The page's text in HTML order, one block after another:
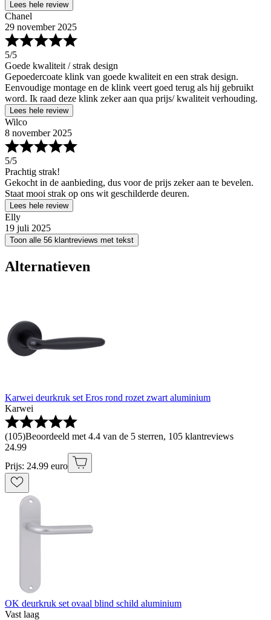
Lees hele review
Chanel
29 november 2025
5/5
Goede kwaliteit / strak design
Gepoedercoate klink van goede kwaliteit en een strak design.
Eenvoudige montage en de klink veert goed terug als hij gebruikt
word. Ik raad deze klink zeker aan qua prijs/ kwaliteit verhouding.
Lees hele review
Wilco
8 november 2025
5/5
Prachtig strak!
Gekocht in de aanbieding, dus voor de prijs zeker aan te bevelen.
Staat mooi strak op ons wit geschilderde deuren.
Lees hele review
Elly
19 juli 2025
Toon alle 56 klantreviews met tekst
Alternatieven
Karwei deurkruk set Eros rond rozet zwart aluminium
Karwei
(105)Beoordeeld met 4.4 van de 5 sterren, 105 klantreviews
24.99
Prijs: 24.99 euro
OK deurkruk set ovaal blind schild aluminium
Vast laag